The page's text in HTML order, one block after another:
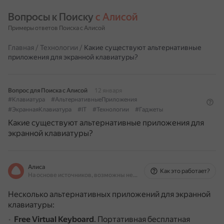
Вопросы к Поиску с Алисой
Примеры ответов Поиска с Алисой
Главная / Технологии / Какие существуют альтернативные
приложения для экранной клавиатуры?
Вопрос для Поиска с Алисой
12 января
#Клавиатура
#АльтернативныеПриложения
#ЭкраннаяКлавиатура
#IT #Технологии #Гаджеты
Какие существуют альтернативные приложения для
экранной клавиатуры?
Алиса
На основе источников, возможны неточности
Как это работает?
Несколько альтернативных приложений для экранной
клавиатуры:
Free Virtual Keyboard. Портативная бесплатная